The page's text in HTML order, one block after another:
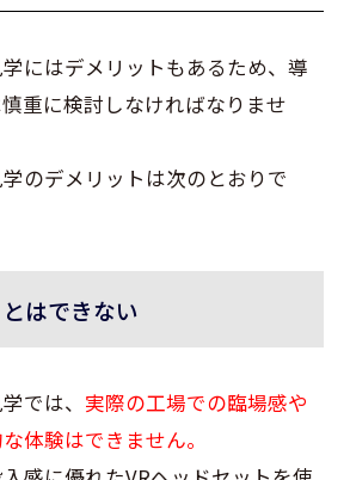
にはデメリットもあるため、導
重に検討しなければなりませ
のデメリットは次のとおりで
はできない
では、 実際の工場での臨場感や
体験はできません。